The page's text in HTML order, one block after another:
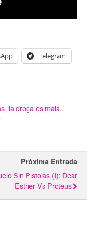
Telegram
, la droga es mala,
Próxima Entrada
Sin Pistolas (I): Dear
Esther Vs Proteus